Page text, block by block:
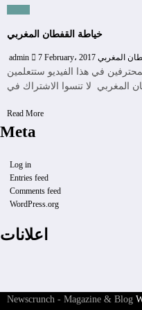
خياطة القفطان المغربي
admin 7 February، 2017 المغربي
في هذا الفيديو ستتعلمين
Read More
Meta
Log in
Entries feed
Comments feed
WordPress.org
اعلانات
Newscrunch - Magazine & Blog